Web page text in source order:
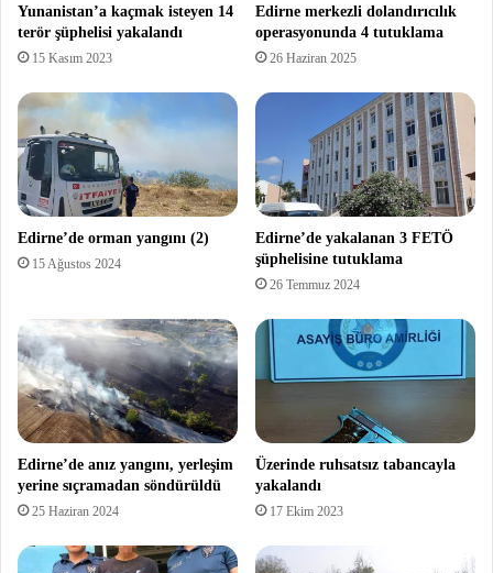
Yunanistan’a kaçmak isteyen 14
terör şüphelisi yakalandı
15 Kasım 2023
Edirne merkezli dolandırıcılık
operasyonunda 4 tutuklama
26 Haziran 2025
Edirne’de orman yangını (2)
15 Ağustos 2024
Edirne’de yakalanan 3 FETÖ
şüphelisine tutuklama
26 Temmuz 2024
Edirne’de anız yangını, yerleşim
yerine sıçramadan söndürüldü
25 Haziran 2024
Üzerinde ruhsatsız tabancayla
yakalandı
17 Ekim 2023